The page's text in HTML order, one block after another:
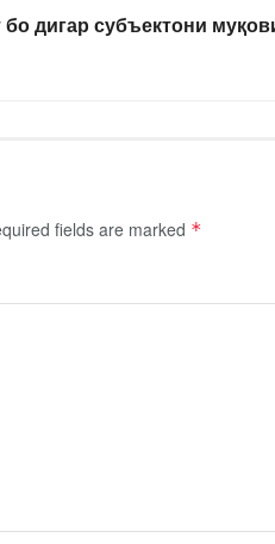
дигар субъектони
fields are marked *